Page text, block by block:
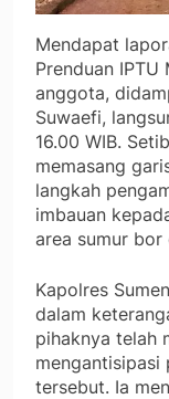
Mendapat
Prenduan
anggota,
Suwaefi,
16.00 WIB.
memasang
langkah
imbauan
area sumur bor
Kapolres
dalam
pihaknya telah
mengantisipasi
tersebut. Ia